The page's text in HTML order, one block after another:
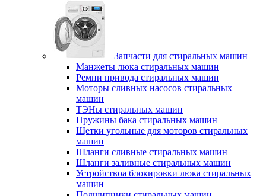
Запчасти для стиральных машин
Манжеты люка стиральных машин
Ремни привода стиральных машин
Моторы сливных насосов стиральных
машин
ТЭНы стиральных машин
Пружины бака стиральных машин
Щетки угольные для моторов стиральных
машин
Шланги сливные стиральных машин
Шланги заливные стиральных машин
Устройствоа блокировки люка стиральных
машин